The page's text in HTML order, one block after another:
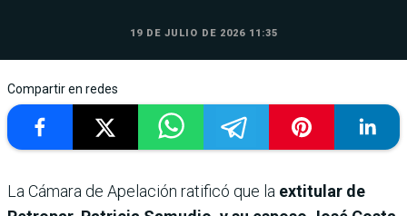
19 DE JULIO DE 2026 11:35
Compartir en redes
La Cámara de Apelación ratificó que la extitular de